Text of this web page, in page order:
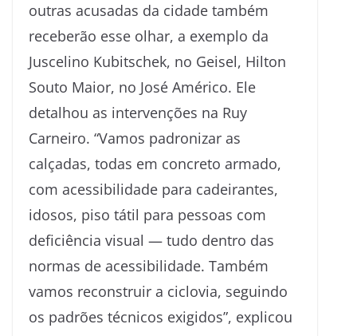
outras acusadas da cidade também
receberão esse olhar, a exemplo da
Juscelino Kubitschek, no Geisel, Hilton
Souto Maior, no José Américo. Ele
detalhou as intervenções na Ruy
Carneiro. “Vamos padronizar as
calçadas, todas em concreto armado,
com acessibilidade para cadeirantes,
idosos, piso tátil para pessoas com
deficiência visual — tudo dentro das
normas de acessibilidade. Também
vamos reconstruir a ciclovia, seguindo
os padrões técnicos exigidos”, explicou